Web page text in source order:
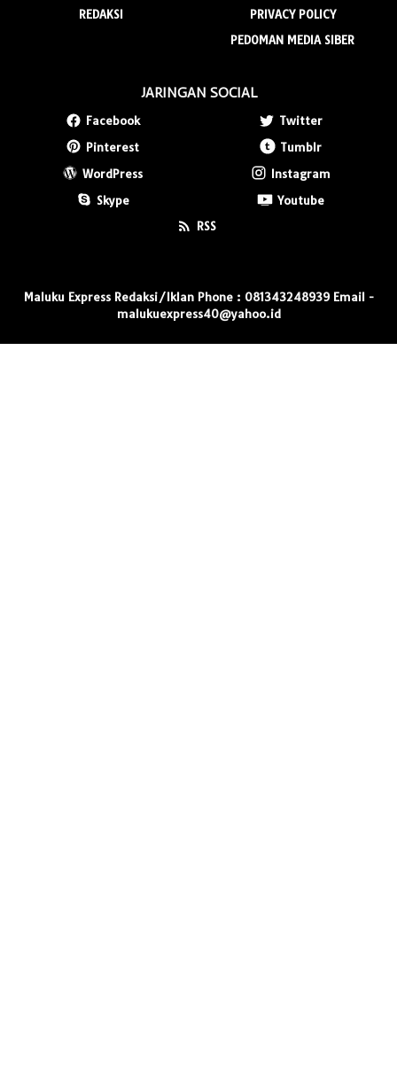
REDAKSI
PRIVACY POLICY
PEDOMAN MEDIA SIBER
JARINGAN SOCIAL
Facebook
Twitter
Pinterest
Tumblr
WordPress
Instagram
Skype
Youtube
RSS
Maluku Express Redaksi/Iklan Phone : 081343248939 Email -
malukuexpress40@yahoo.id